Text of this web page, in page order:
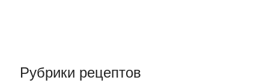
Рубрики рецептов